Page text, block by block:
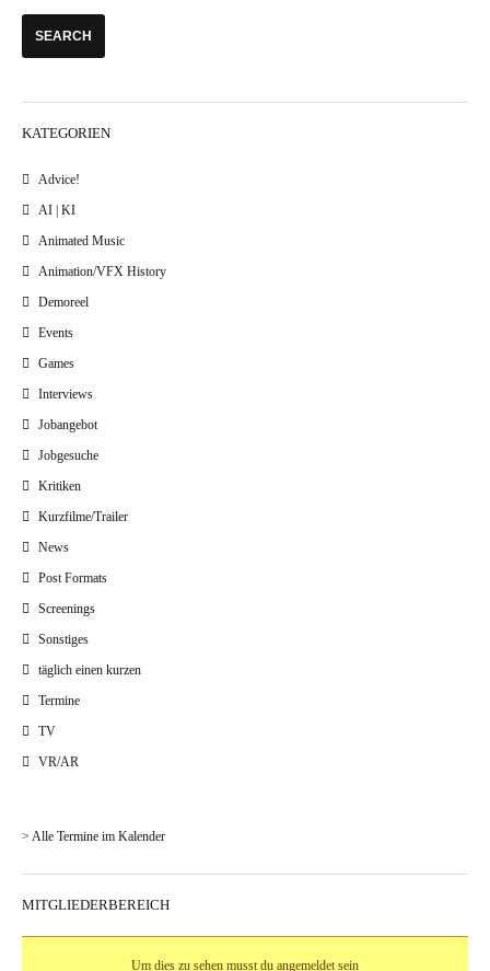
KATEGORIEN
Advice!
AI | KI
Animated Music
Animation/VFX History
Demoreel
Events
Games
Interviews
Jobangebot
Jobgesuche
Kritiken
Kurzfilme/Trailer
News
Post Formats
Screenings
Sonstiges
täglich einen kurzen
Termine
TV
VR/AR
> Alle Termine im Kalender
MITGLIEDERBEREICH
Um dies zu sehen musst du angemeldet sein